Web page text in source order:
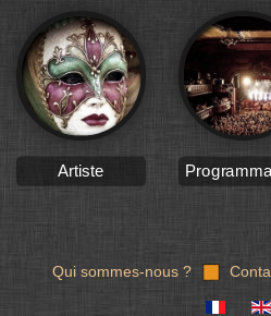
Artiste
Qui sommes-nous ?